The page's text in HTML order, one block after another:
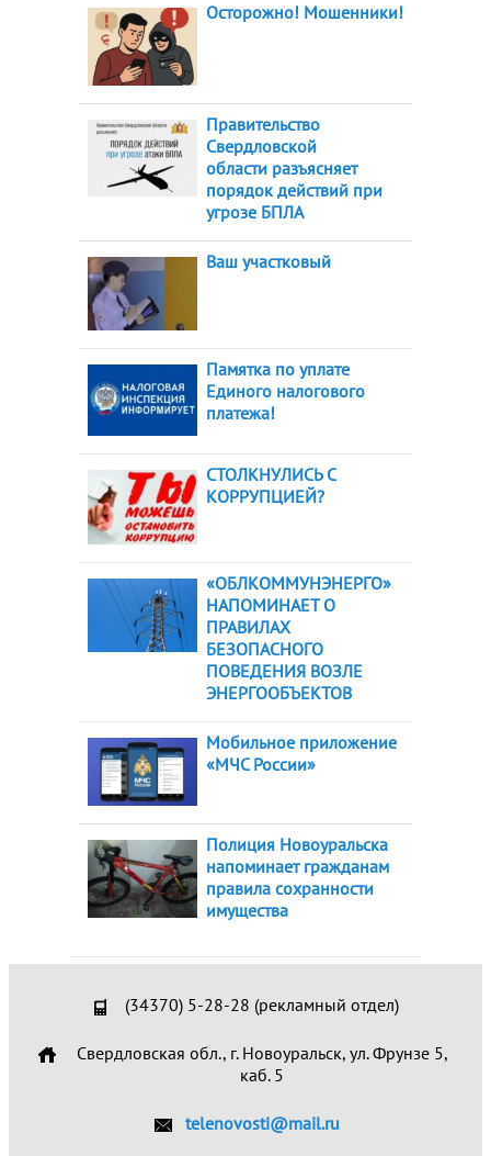
Осторожно! Мошенники!
Правительство
Свердловской
области разъясняет
порядок действий при
угрозе БПЛА
Ваш участковый
Памятка по уплате
Единого налогового
платежа!
СТОЛКНУЛИСЬ С
КОРРУПЦИЕЙ?
«ОБЛКОММУНЭНЕРГО»
НАПОМИНАЕТ О
ПРАВИЛАХ
БЕЗОПАСНОГО
ПОВЕДЕНИЯ ВОЗЛЕ
ЭНЕРГООБЪЕКТОВ
Мобильное приложение
«МЧС России»
Полиция Новоуральска
напоминает гражданам
правила сохранности
имущества
(34370) 5-28-28 (рекламный отдел)
Свердловская обл., г. Новоуральск, ул. Фрунзе 5,
каб. 5
telenovosti@mail.ru